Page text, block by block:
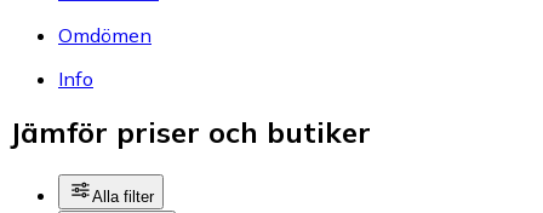
Omdömen
Info
Jämför priser och butiker
Alla filter